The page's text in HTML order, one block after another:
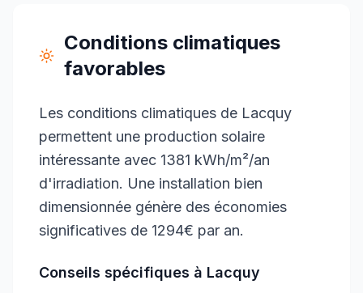
Conditions climatiques
favorables
Les conditions climatiques de Lacquy
permettent une production solaire
intéressante avec 1381 kWh/m²/an
d'irradiation. Une installation bien
dimensionnée génère des économies
significatives de 1294€ par an.
Conseils spécifiques à Lacquy